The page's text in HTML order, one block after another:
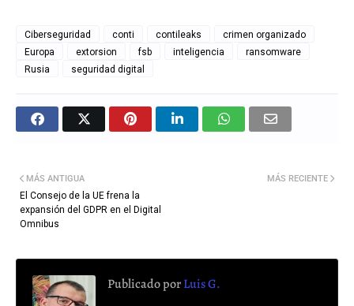
Ciberseguridad conti contileaks
crimen organizado
Europa
extorsion fsb inteligencia
ransomware
Rusia
seguridad digital
MÁS RECIENTE
MÁS ANTIGUA
El Consejo de la UE frena la
expansión del GDPR en el Digital
Omnibus
Publicado porLuis G.